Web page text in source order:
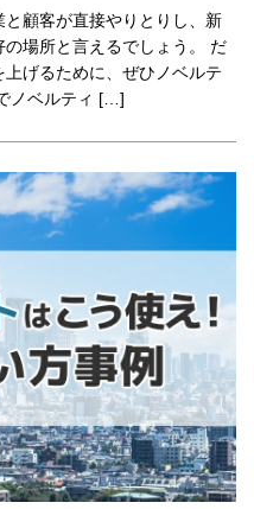
顧客が直接やりとりし、新
場所と言えるでしょう。 だ
げるために、ぜひノベルテ
ノベルティ […]